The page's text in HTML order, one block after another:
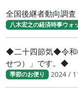
全国後継者動向調査
八木宏之の経済時事ウォ
◆二十四節気◆令和
せつ）」です。◆
季節のお便り 2024 /